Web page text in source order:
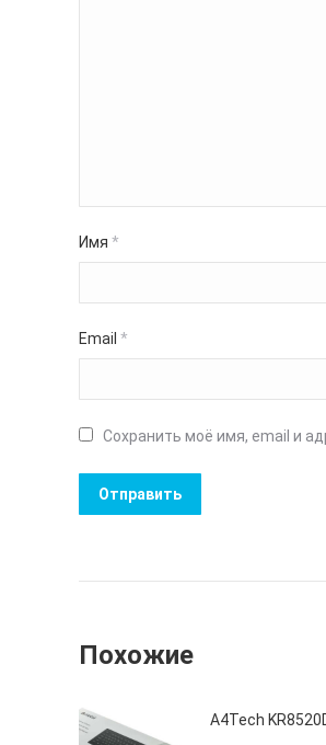
Имя *
Email *
Сохранить моё имя, email и
Похожие
A4Tech